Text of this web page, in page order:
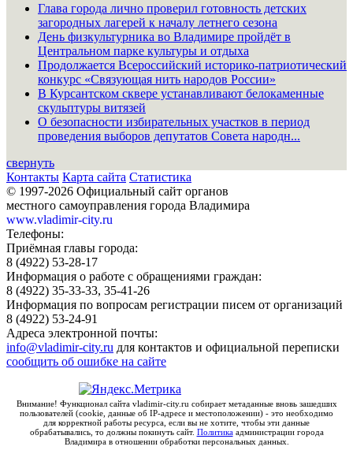
Глава города лично проверил готовность детских
загородных лагерей к началу летнего сезона
День физкультурника во Владимире пройдёт в
Центральном парке культуры и отдыха
Продолжается Всероссийский историко-патриотический
конкурс «Связующая нить народов России»
В Курсантском сквере устанавливают белокаменные
скульптуры витязей
О безопасности избирательных участков в период
проведения выборов депутатов Совета народн...
свернуть
Контакты Карта сайта Статистика
© 1997-2026 Официальный сайт органов
местного самоуправления города Владимира
www.vladimir-city.ru
Телефоны:
Приёмная главы города:
8 (4922) 53-28-17
Информация о работе с обращениями граждан:
8 (4922) 35-33-33, 35-41-26
Информация по вопросам регистрации писем от организаций
8 (4922) 53-24-91
Адреса электронной почты:
info@vladimir-city.ru для контактов и официальной переписки
сообщить об ошибке на сайте
Внимание! Функционал сайта vladimir-city.ru собирает метаданные вновь зашедших
пользователей (cookie, данные об IP-адресе и местоположении) - это необходимо
для корректной работы ресурса, если вы не хотите, чтобы эти данные
обрабатывались, то должны покинуть сайт. Политикаадминистрации города
Владимира в отношении обработки персональных данных.